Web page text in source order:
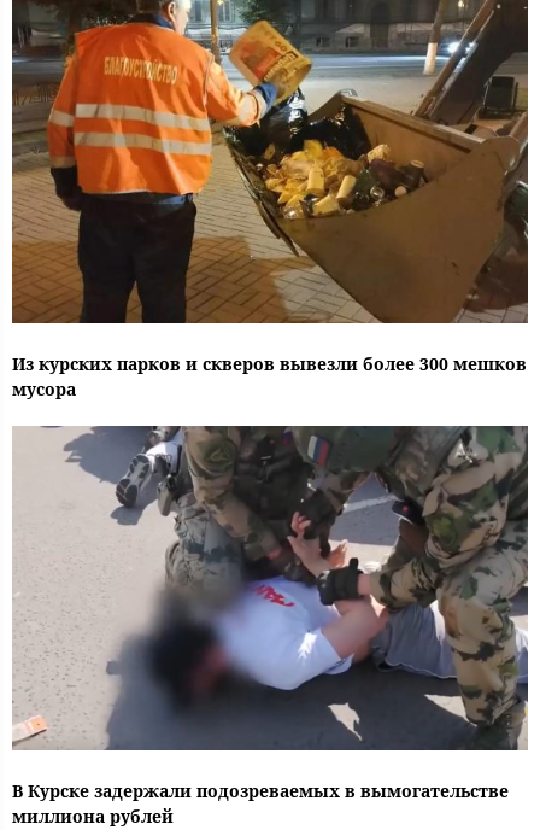
Из курских парков и скверов вывезли более 300 мешков
мусора
В Курске задержали подозреваемых в вымогательстве
миллиона рублей